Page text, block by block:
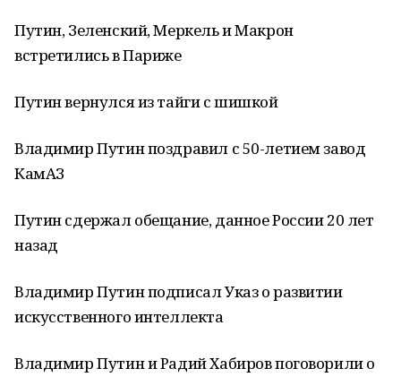
Путин, Зеленский, Меркель и Макрон
встретились в Париже
Путин вернулся из тайги с шишкой
Владимир Путин поздравил с 50-летием завод
КамАЗ
Путин сдержал обещание, данное России 20 лет
назад
Владимир Путин подписал Указ о развитии
искусственного интеллекта
Владимир Путин и Радий Хабиров поговорили о